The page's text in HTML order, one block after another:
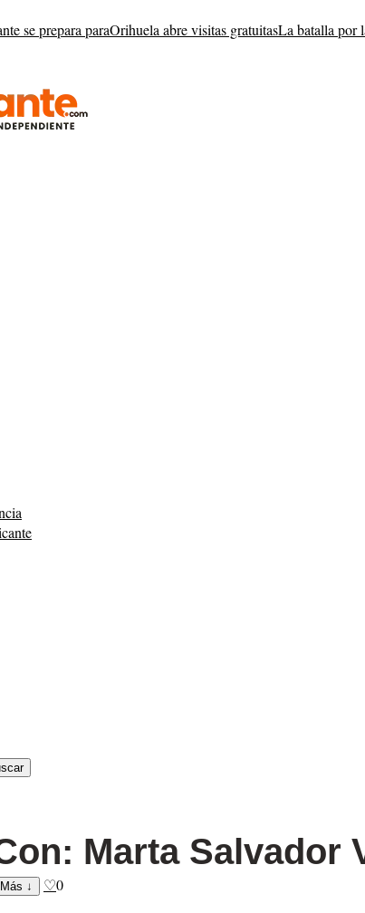
se prepara paraOrihuela abre visitas gratuitasLa batalla por
Marta Salvador
Más ↓ ♡0